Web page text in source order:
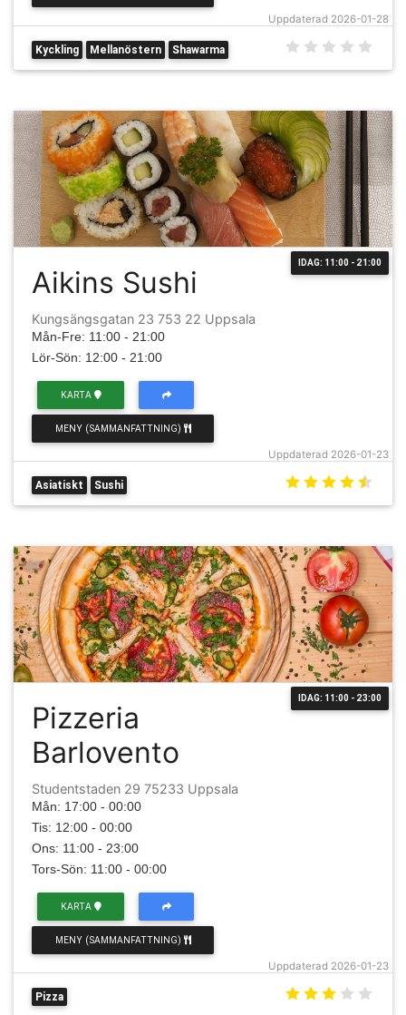
Uppdaterad 2026-01-28
Kyckling Mellanöstern Shawarma
IDAG: 11:00 - 21:00
Aikins Sushi
Kungsängsgatan 23 753 22 Uppsala
Mån-Fre: 11:00 - 21:00
Lör-Sön: 12:00 - 21:00
Uppdaterad 2026-01-23
KARTA
MENY (SAMMANFATTNING)
Asiatiskt Sushi
IDAG: 11:00 - 23:00
Pizzeria
Barlovento
Studentstaden 29 75233 Uppsala
Mån: 17:00 - 00:00
Tis: 12:00 - 00:00
Ons: 11:00 - 23:00
Tors-Sön: 11:00 - 00:00
Uppdaterad 2026-01-23
KARTA
MENY (SAMMANFATTNING)
Pizza